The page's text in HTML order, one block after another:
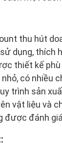
thu hút
dụng, thích
thiết kế
có nhiều
trình sản
vật liệu và
được đánh